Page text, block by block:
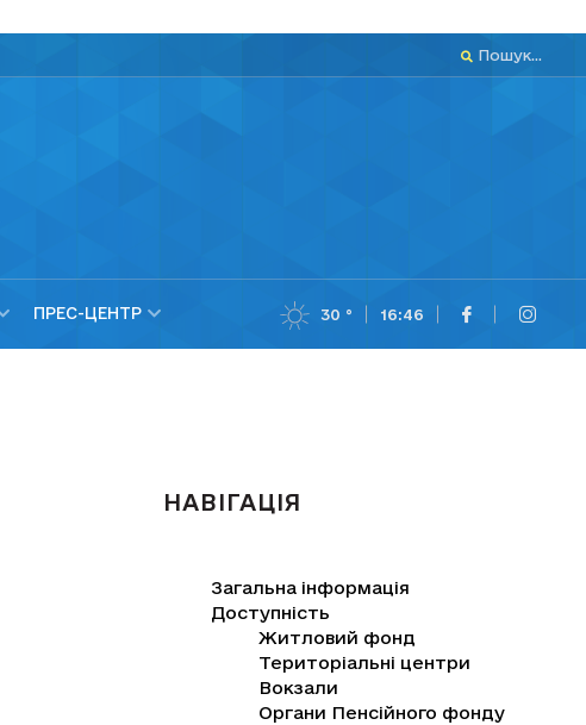
Пошук...
ПРЕС-ЦЕНТР 30 ° 16:46
НАВІГАЦІЯ
Загальна інформація
Доступність
Житловий фонд
Територіальні центри
Вокзали
Органи Пенсійного фонду